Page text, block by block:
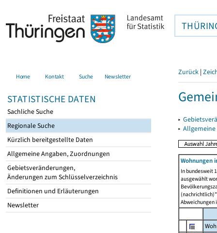
Home Kontakt Suche Newsletter
STATISTISCHE DATEN
Sachliche Suche
Regionale Suche
Kürzlich bereitgestellte Daten
Allgemeine Angaben, Zuordnungen
Gebietsveränderungen,
Änderungen zum Schlüsselverzeichnis
Definitionen und Erläuterungen
Newsletter
Zurück |
▸
▸
Wohnungen
In bundesweit
ausgewählt
Abweichungen